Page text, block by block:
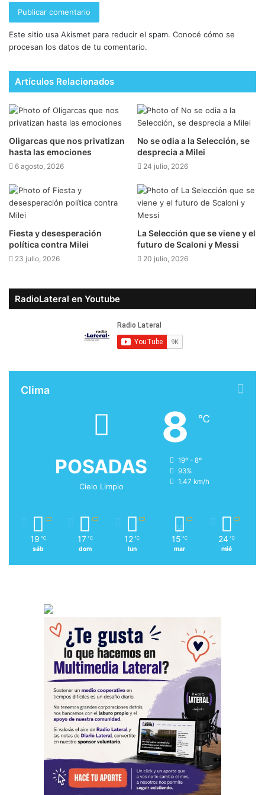
Este sitio usa Akismet para reducir el spam. Conocé cómo se
procesan los datos de tu comentario.
Artículos Relacionados
Oligarcas que nos privatizan
hasta las emociones
6 agosto, 2026
No se odia a la Selección, se
desprecia a Milei
24 julio, 2026
Fiesta y desesperación
política contra Milei
23 julio, 2026
La Selección que se viene y el
futuro de Scaloni y Messi
20 julio, 2026
RadioLateral en Youtube
Clima
POSADAS
Cielo Limpio
8 ℃
19º - 8º
93%
1.47 km/h
19 ℃
sáb
17 ℃
dom
12 ℃
lun
15 ℃
mar
24 ℃
mié